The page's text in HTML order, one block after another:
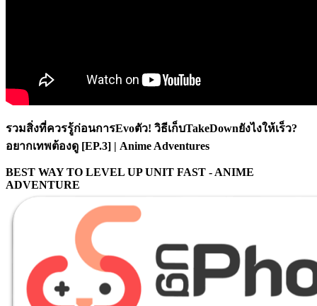
รวมสิ่งที่ควรรู้ก่อนการEvoตัว! วิธีเก็บTakeDownยังไงให้เร็ว?
อยากเทพต้องดู [EP.3] | Anime Adventures
BEST WAY TO LEVEL UP UNIT FAST - ANIME
ADVENTURE